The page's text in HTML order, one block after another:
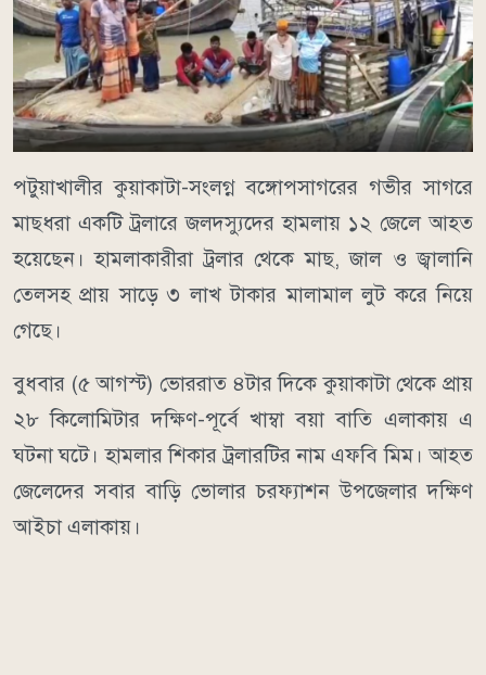
পটুয়াখালীর কুয়াকাটা-সংলগ্ন বঙ্গোপসাগরের গভীর সাগরে
মাছধরা একটি ট্রলারে জলদস্যুদের হামলায় ১২ জেলে আহত
হয়েছেন। হামলাকারীরা ট্রলার থেকে মাছ, জাল ও জ্বালানি
তেলসহ প্রায় সাড়ে ৩ লাখ টাকার মালামাল লুট করে নিয়ে
গেছে।
বুধবার (৫ আগস্ট) ভোররাত ৪টার দিকে কুয়াকাটা থেকে প্রায়
২৮ কিলোমিটার দক্ষিণ-পূর্বে খাম্বা বয়া বাতি এলাকায় এ
ঘটনা ঘটে। হামলার শিকার ট্রলারটির নাম এফবি মিম। আহত
জেলেদের সবার বাড়ি ভোলার চরফ্যাশন উপজেলার দক্ষিণ
আইচা এলাকায়।